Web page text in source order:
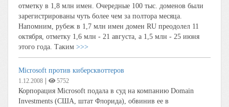
отметку в 1,8 млн имен. Очередные 100 тыс. доменов были
зарегистрированы чуть более чем за полтора месяца.
Напомним, рубеж в 1,7 млн имен домен RU преодолел 11
октября, отметку 1,6 млн - 21 августа, а 1,5 млн - 25 июня
этого года. Таким >>>
Microsoft против киберсквоттеров
1.12.2008 5752
Корпорация Microsoft подала в суд на компанию Domain
Investments (США, штат Флорида), обвинив ее в